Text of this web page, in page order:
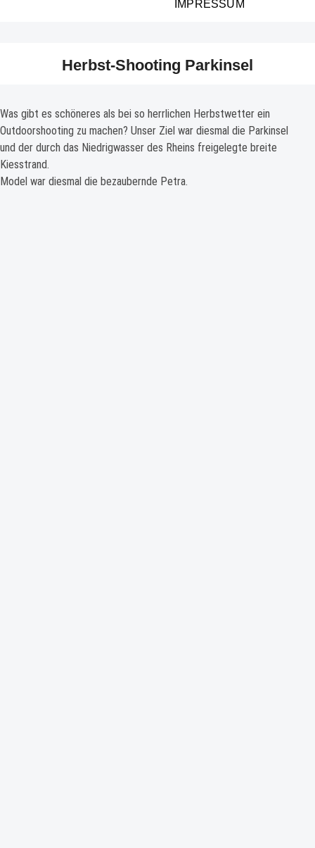
IMPRESSUM
Herbst-Shooting Parkinsel
Was gibt es schöneres als bei so herrlichen Herbstwetter ein
Outdoorshooting zu machen? Unser Ziel war diesmal die Parkinsel
und der durch das Niedrigwasser des Rheins freigelegte breite
Kiesstrand.
Model war diesmal die bezaubernde Petra.